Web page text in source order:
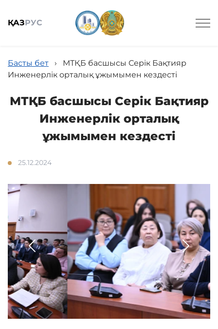
ҚАЗРУС
Жалпы ақпарат
Қызмет
Кадрмен қамтамасыз ету
Білім базасы
НҚА
Баспасөз орталығы
Басты бет ›
МТҚБ басшысы Серік Бақтияр
Инженерлік орталық ұжымымен кездесті
МТҚБ басшысы Серік Бақтияр
Инженерлік орталық
ұжымымен кездесті
25.12.2024